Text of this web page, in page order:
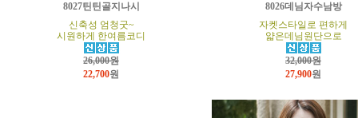
8027틴틴골지나시
신축성 엄청굿~
시원하게 한여름코디
26,000원
22,700원
8026데님자수남방
자켓스타일로 편하게
얇은데님원단으로
32,000원
27,900원